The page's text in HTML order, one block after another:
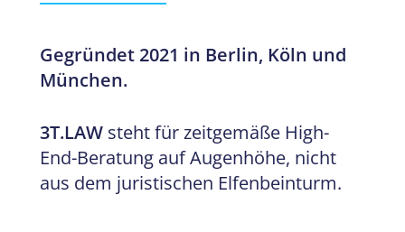
Gegründet 2021 in Berlin, Köln und
München.
3T.LAW steht für zeitgemäße High-
End-Beratung auf Augenhöhe, nicht
aus dem juristischen Elfenbeinturm.